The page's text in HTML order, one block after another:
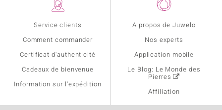
Service clients
Comment commander
Certificat d'authenticité
Cadeaux de bienvenue
Information sur l'expédition
A propos de Juwelo
Nos experts
Application mobile
Le Blog: Le Monde des
Pierres
Affiliation